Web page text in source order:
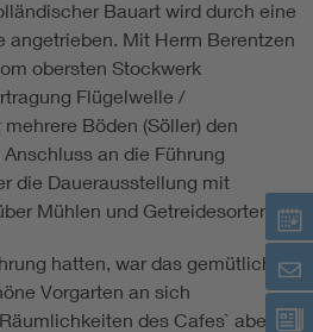
Bauart wird durch eine
angetrieben. Mit Herrn Berentzen
obersten Stockwerk
Flügelwelle /
Böden (Söller) den
an die Führung
die Dauerausstellung mit
Mühlen und Getreidesorten.
hatten, war das gemütliche
Vorgarten an sich
des Cafes` aber